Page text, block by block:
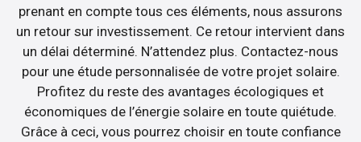
prenant en compte tous ces éléments, nous assurons
un retour sur investissement. Ce retour intervient dans
un délai déterminé. N’attendez plus. Contactez-nous
pour une étude personnalisée de votre projet solaire.
Profitez du reste des avantages écologiques et
économiques de l’énergie solaire en toute quiétude.
Grâce à ceci, vous pourrez choisir en toute confiance